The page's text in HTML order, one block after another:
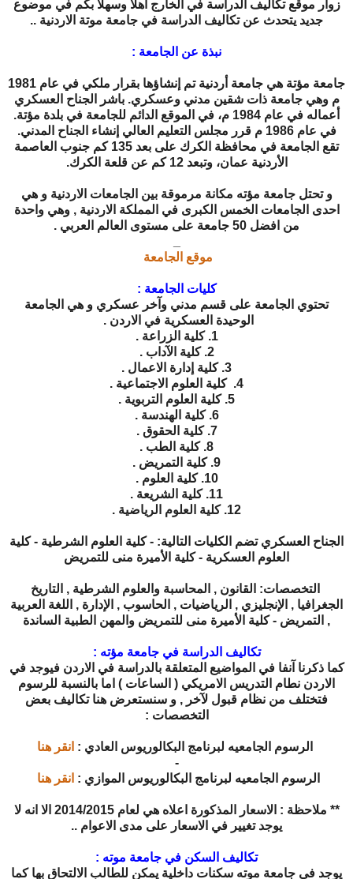
زوار موقع تكاليف الدراسة في الخارج اهلا وسهلاً بكم في موضوع
جديد يتحدث عن تكاليف الدراسة في جامعة موتة الاردنية ..
نبذة عن الجامعة :
جامعة مؤتة هي جامعة أردنية تم إنشاؤها بقرار ملكي في عام 1981
م وهي جامعة ذات شقين مدني وعسكري. باشر الجناح العسكري
أعماله في عام 1984 م، في الموقع الدائم للجامعة في بلدة مؤتة.
في عام 1986 م قرر مجلس التعليم العالي إنشاء الجناح المدني.
تقع الجامعة في محافظة الكرك على بعد 135 كم جنوب العاصمة
الأردنية عمان، وتبعد 12 كم عن قلعة الكرك.
و تحتل جامعة مؤته مكانة مرموقة بين الجامعات الاردنية و هي
احدى الجامعات الخمس الكبرى في المملكة الاردنية , وهي واحدة
من افضل 50 جامعة على مستوى العالم العربي .
موقع الجامعة
كليات الجامعة :
تحتوي الجامعة على قسم مدني وآخر عسكري و هي الجامعة
الوحيدة العسكرية في الاردن .
1. كلية الزراعة .
2. كلية الآداب .
3. كلية إدارة الاعمال .
4. كلية العلوم الاجتماعية .
5. كلية العلوم التربوية .
6. كلية الهندسة .
7. كلية الحقوق .
8. كلية الطب .
9. كلية التمريض .
10. كلية العلوم .
11. كلية الشريعة .
12. كلية العلوم الرياضية .
الجناح العسكري تضم الكليات التالية: - كلية العلوم الشرطية - كلية
العلوم العسكرية - كلية الأميرة منى للتمريض
التخصصات: القانون , المحاسبة والعلوم الشرطية , التاريخ
الجغرافيا , الإنجليزي , الرياضيات , الحاسوب , الإدارة , اللغة العربية
, التمريض - كلية الأميرة منى للتمريض والمهن الطبية الساندة
تكاليف الدراسة في جامعة مؤته :
كما ذكرنا آنفا في المواضيع المتعلقة بالدراسة في الاردن فيوجد في
الاردن نطام التدريس الامريكي ( الساعات ) اما بالنسبة للرسوم
فتختلف من نظام قبول لآخر , و سنستعرض هنا تكاليف بعض
التخصصات :
الرسوم الجامعيه لبرنامج البكالوريوس العادي : انقر هنا
-
الرسوم الجامعيه لبرنامج البكالوريوس الموازي : انقر هنا
** ملاحظة : الاسعار المذكورة اعلاه هي لعام 2014/2015 الا انه لا
يوجد تغيير في الاسعار على مدى الاعوام ..
تكاليف السكن في جامعة موته :
يوجد في جامعة موته سكنات داخلية يمكن للطالب الالتحاق بها كما